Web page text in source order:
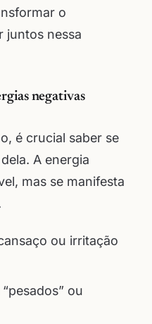
o
juntos nessa
negativas
é crucial saber se
A energia
mas se manifesta
ou irritação
ou